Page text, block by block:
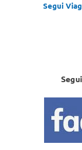
Segui
Segui